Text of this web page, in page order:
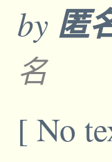
by 匿
名
[ No